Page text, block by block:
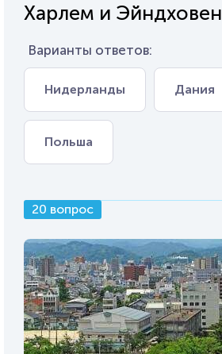
Харлем и Эйндховен
Варианты ответов:
Нидерланды Дания
Польша
20 вопрос